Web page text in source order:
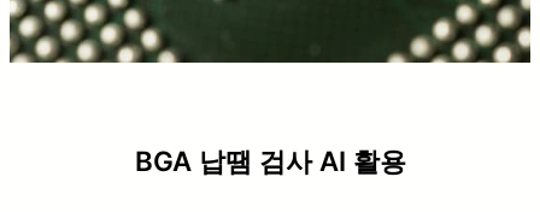
BGA 납땜 검사 AI 활용